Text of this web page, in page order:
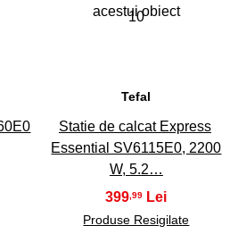
10
Tefal
Statie de calcat Express
Essential SV6115E0, 2200
W, 5.2…
399 ,99
Produse Resigilate